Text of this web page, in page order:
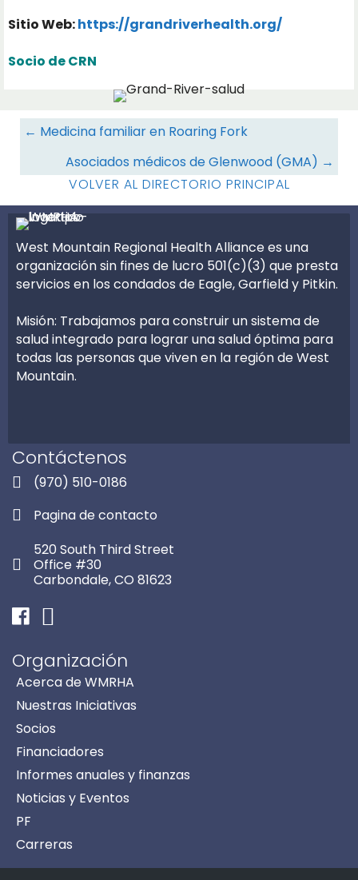
Sitio Web:https://grandriverhealth.org/
Socio de CRN
Navegación
recursos
← Medicina familiar en Roaring Fork
Asociados médicos de Glenwood (GMA) →
VOLVER AL DIRECTORIO PRINCIPAL
West Mountain Regional Health Alliance es una
organización sin fines de lucro 501(c)(3) que presta
servicios en los condados de Eagle, Garfield y Pitkin.
Misión: Trabajamos para construir un sistema de
salud integrado para lograr una salud óptima para
todas las personas que viven en la región de West
Mountain.
Contáctenos
(970) 510-0186
Pagina de contacto
520 South Third Street
Office #30
Carbondale, CO 81623
FacebookInstagram
Organización
Acerca de WMRHA
Nuestras Iniciativas
Socios
Financiadores
Informes anuales y finanzas
Noticias y Eventos
PF
Carreras